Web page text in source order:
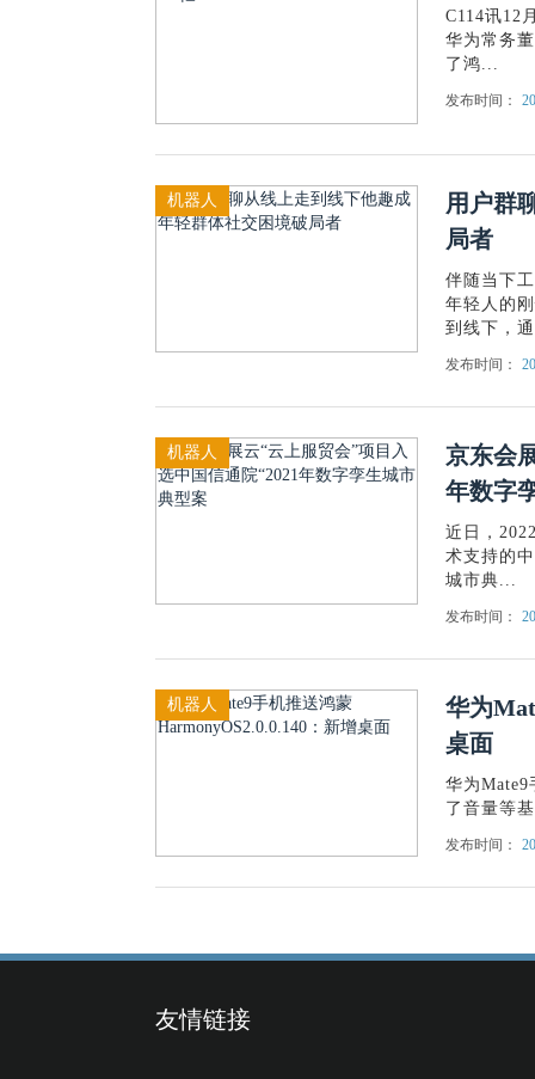
C114讯12
华为常务
了鸿...
发布时间：
机器人
用户群
局者
伴随当下
年轻人的
到线下，
发布时间：
机器人
京东会
年数字
近日，
术支持的
城市典...
发布时间：
机器人
华为
桌面
华为Mate9
了音量等
发布时间：
友情链接